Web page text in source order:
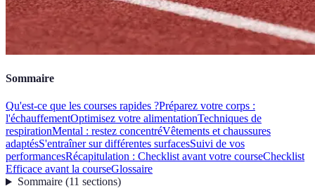
Sommaire
Qu'est-ce que les courses rapides ?Préparez votre corps :
l'échauffementOptimisez votre alimentationTechniques de
respirationMental : restez concentréVêtements et chaussures
adaptésS'entraîner sur différentes surfacesSuivi de vos
performancesRécapitulation : Checklist avant votre courseChecklist
Efficace avant la courseGlossaire
Sommaire(11 sections)